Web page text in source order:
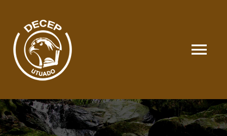
content
SOMOS
CATÁLOGO